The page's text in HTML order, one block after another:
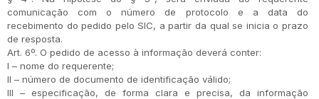
comunicação com o número de protocolo e a data do
recebimento do pedido pelo SIC, a partir da qual se inicia o prazo
de resposta.
Art. 6º. O pedido de acesso à informação deverá conter:
I – nome do requerente;
II – número de documento de identificação válido;
III – especificação, de forma clara e precisa, da informação